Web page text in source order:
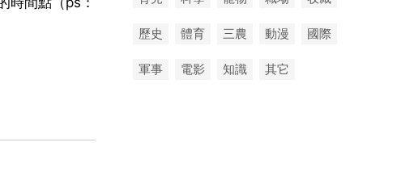
歷史 體育 三農 動漫 國際
軍事 電影 知識 其它